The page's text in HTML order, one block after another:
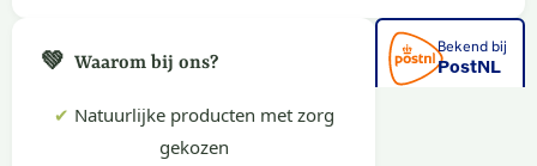
💚 Waarom bij ons?
✔ Natuurlijke producten met zorg
gekozen